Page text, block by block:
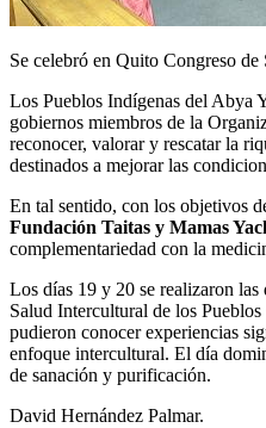
Se celebró en Quito Congreso
Los Pueblos Indígenas del Abya
gobiernos miembros de la
reconocer, valorar y rescatar la
destinados a mejorar las
En tal sentido, con los objetivos
Fundación Taitas y Mamas
complementariedad con la
Los días 19 y 20 se realizaron
Salud Intercultural de los
pudieron conocer experiencias
enfoque intercultural. El día
de sanación y purificación.
David Hernández Palmar.